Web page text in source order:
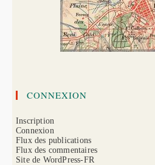
CONNEXION
Inscription
Connexion
Flux des publications
Flux des commentaires
Site de WordPress-FR